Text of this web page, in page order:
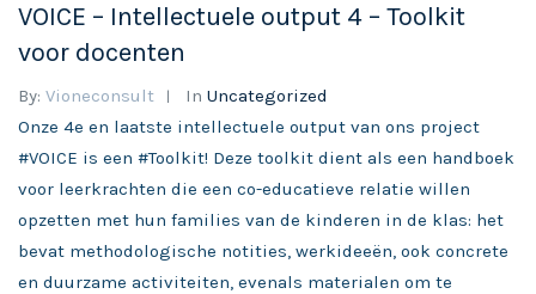
VOICE – Intellectuele output 4 – Toolkit
voor docenten
By: Vioneconsult In Uncategorized
Onze 4e en laatste intellectuele output van ons project
#VOICE is een #Toolkit! Deze toolkit dient als een handboek
voor leerkrachten die een co-educatieve relatie willen
opzetten met hun families van de kinderen in de klas: het
bevat methodologische notities, werkideeën, ook concrete
en duurzame activiteiten, evenals materialen om te